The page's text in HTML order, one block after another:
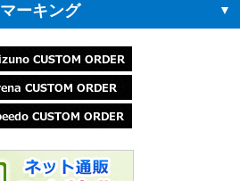
マーキング